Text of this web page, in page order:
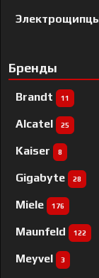
Бренды
Brandt 11
Alcatel 25
Kaiser 8
Gigabyte 28
Miele 176
Maunfeld 122
Meyvel 3